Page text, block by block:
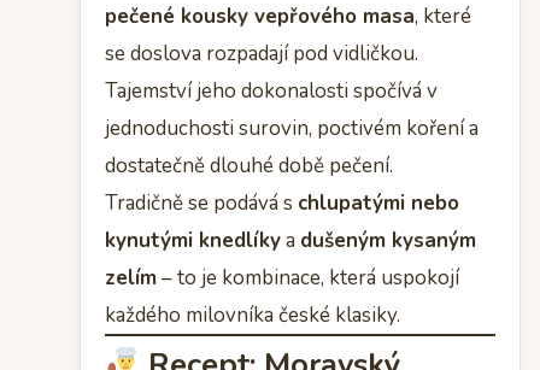
pečené kousky vepřového masa, které
se doslova rozpadají pod vidličkou.
Tajemství jeho dokonalosti spočívá v
jednoduchosti surovin, poctivém koření a
dostatečně dlouhé době pečení.
Tradičně se podává s chlupatými nebo
kynutými knedlíkya dušeným kysaným
zelím– to je kombinace, která uspokojí
každého milovníka české klasiky.